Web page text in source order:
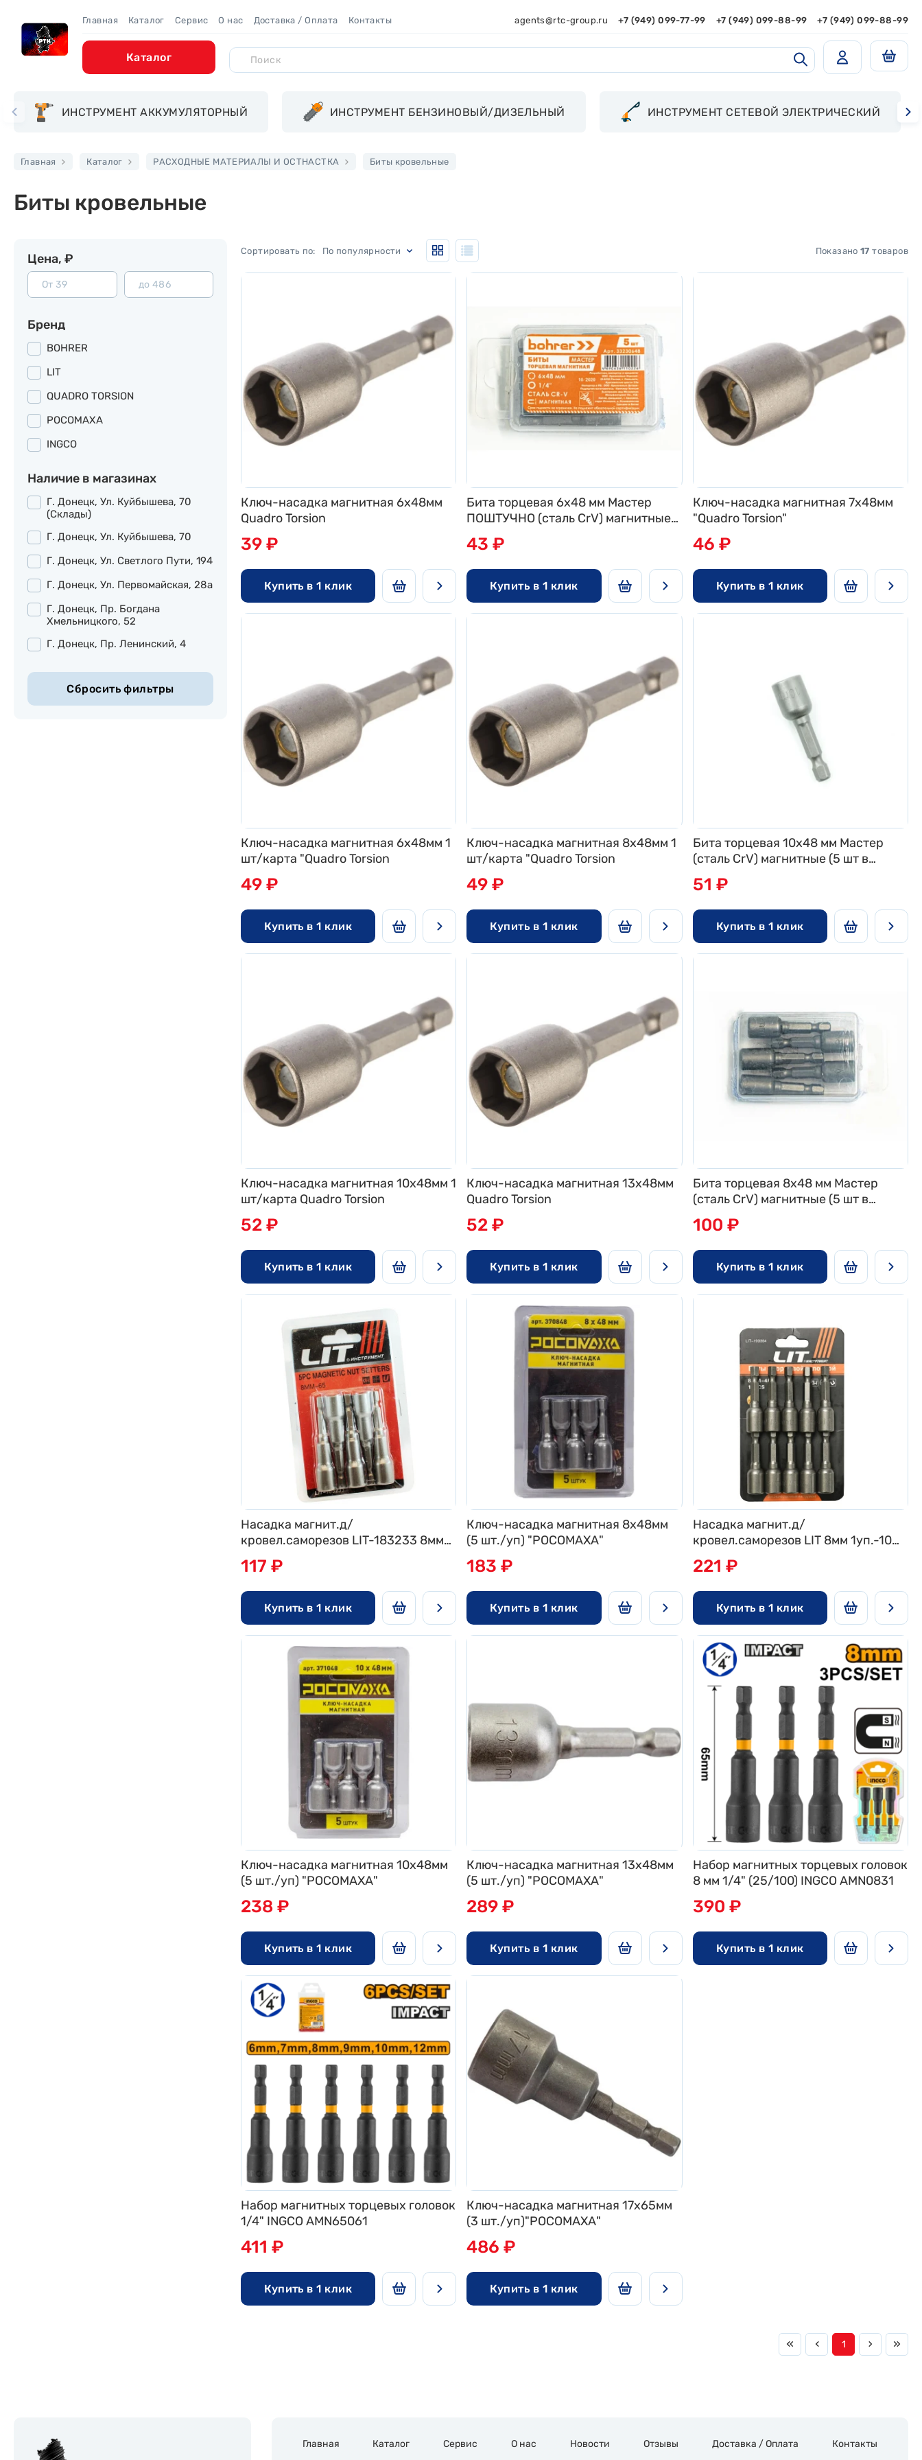
Главная Каталог Сервис О нас Доставка / Оплата Контакты agents@rtc-group.ru +7 (949) 099-77-99 +7 (949) 099-88-99 +7 (949) 099-88-99
Каталог
ИНСТРУМЕНТ АККУМУЛЯТОРНЫЙ ИНСТРУМЕНТ БЕНЗИНОВЫЙ/ДИЗЕЛЬНЫЙ ИНСТРУМЕНТ СЕТЕВОЙ ЭЛЕКТРИЧЕСКИЙ
Главная Каталог РАСХОДНЫЕ МАТЕРИАЛЫ И ОСТНАСТКА Биты кровельные
Биты кровельные
Цена, ₽
Бренд
BOHRER
LIT
QUADRO TORSION
РОСОМАХА
INGCO
Наличие в магазинах
Г. Донецк, Ул. Куйбышева, 70
(склады)
Г. Донецк, Ул. Куйбышева, 70
Г. Донецк, Ул. Светлого Пути, 194
Г. Донецк, Ул. Первомайская, 28а
Г. Донецк, Пр. Богдана
Хмельницкого, 52
Г. Донецк, Пр. Ленинский, 4
Показано17 товаров
По популярности
Ключ-насадка магнитная 6х48мм
Quadro Torsion
39 ₽
Купить в 1 клик
Бита торцевая 6x48 мм Мастер
ПОШТУЧНО (сталь CrV) магнитные
(5 шт в пластиковой уп.) Bohrer
43 ₽
Купить в 1 клик
Ключ-насадка магнитная 7х48мм
"Quadro Torsion"
46 ₽
Купить в 1 клик
Ключ-насадка магнитная 6х48мм 1
шт/карта "Quadro Torsion
49 ₽
Купить в 1 клик
Ключ-насадка магнитная 8х48мм 1
шт/карта "Quadro Torsion
49 ₽
Купить в 1 клик
Бита торцевая 10x48 мм Мастер
(сталь CrV) магнитные (5 шт в
пластиковой уп.) (500/50/5) Bohrer
51 ₽
Купить в 1 клик
Ключ-насадка магнитная 10х48мм 1
шт/карта Quadro Torsion
52 ₽
Купить в 1 клик
Ключ-насадка магнитная 13х48мм
Quadro Torsion
52 ₽
Купить в 1 клик
Бита торцевая 8x48 мм Мастер
(сталь CrV) магнитные (5 шт в
пластиковой уп.), поштучно Bohrer
100 ₽
Купить в 1 клик
Насадка магнит.д/
кровел.саморезов LIT-183233 8мм
1уп.-5шт цена за уп. (20/200)
117 ₽
Купить в 1 клик
Ключ-насадка магнитная 8x48мм
(5 шт./уп) "РОСОМАХА"
183 ₽
Купить в 1 клик
Насадка магнит.д/
кровел.саморезов LIT 8мм 1уп.-10шт
цена за уп. (5/100)
221 ₽
Купить в 1 клик
Ключ-насадка магнитная 10x48мм
(5 шт./уп) "РОСОМАХА"
238 ₽
Купить в 1 клик
Ключ-насадка магнитная 13x48мм
(5 шт./уп) "РОСОМАХА"
289 ₽
Купить в 1 клик
Набор магнитных торцевых головок
8 мм 1/4" (25/100) INGCO AMN0831
390 ₽
Купить в 1 клик
Набор магнитных торцевых головок
1/4" INGCO AMN65061
411 ₽
Купить в 1 клик
Ключ-насадка магнитная 17x65мм
(3 шт./уп)"РОСОМАХА"
486 ₽
Купить в 1 клик
1
Главная Каталог Сервис О нас Новости Отзывы Доставка / Оплата Контакты